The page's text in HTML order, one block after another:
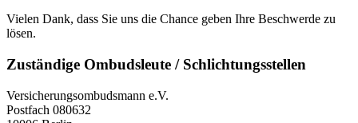
Vielen Dank, dass Sie uns die Chance geben Ihre Beschwerde zu
lösen.
Zuständige Ombudsleute / Schlichtungsstellen
Versicherungsombudsmann e.V.
Postfach 080632